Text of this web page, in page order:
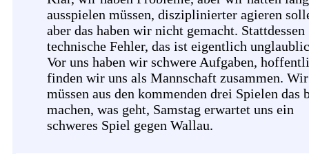
ausspielen müssen, disziplinierter agieren
aber das haben wir nicht gemacht. Stattdessen
technische Fehler, das ist eigentlich
Vor uns haben wir schwere Aufgaben,
finden wir uns als Mannschaft zusammen. Wir
müssen aus den kommenden drei Spielen das
machen, was geht, Samstag erwartet uns ein
schweres Spiel gegen Wallau.